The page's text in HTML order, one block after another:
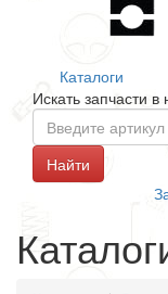
Каталоги
Искать запчасти в